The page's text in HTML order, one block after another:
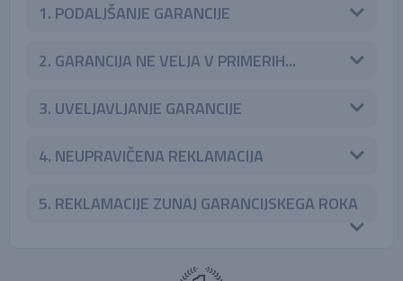
1. PODALJŠANJE GARANCIJE
2. GARANCIJA NE VELJA V PRIMERIH...
3. UVELJAVLJANJE GARANCIJE
4. NEUPRAVIČENA REKLAMACIJA
5. REKLAMACIJE ZUNAJ GARANCIJSKEGA ROKA